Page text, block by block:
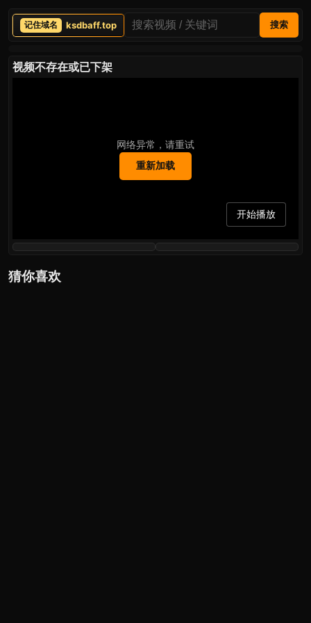
ksdbaff.top 搜索
视频不存在或已下架
网络异常，请重试
重新加载
开始播放
猜你喜欢